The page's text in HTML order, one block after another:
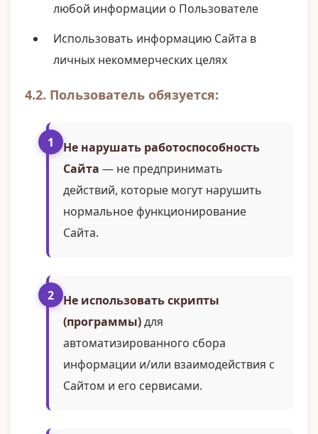
любой информации о Пользователе
Использовать информацию Сайта в
личных некоммерческих целях
4.2. Пользователь обязуется:
Не нарушать работоспособность
Сайта — не предпринимать
действий, которые могут нарушить
нормальное функционирование
Сайта.
Не использовать скрипты
(программы)для
автоматизированного сбора
информации и/или взаимодействия с
Сайтом и его сервисами.